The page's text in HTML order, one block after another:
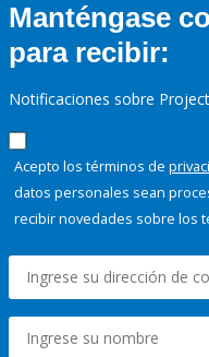
Manténgase
para recibir:
Notificaciones sobre
Acepto los términos de
datos personales sean
recibir novedades sobre los